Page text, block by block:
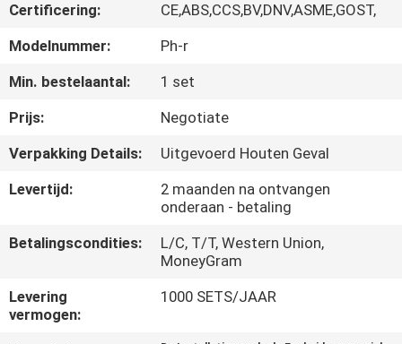
KWALITEITSCONTROLE
NEEM
CONTACT
MET
ONS
GEVALLEN
Certificering:
CE,ABS,CCS,BV,DNV,ASME,GOST,
Modelnummer:
Ph-r
Min. bestelaantal:
1 set
Prijs:
Negotiate
Verpakking Details:
Uitgevoerd Houten Geval
Levertijd:
2 maanden na ontvangen
onderaan - betaling
Betalingscondities:
L/C, T/T, Western Union,
MoneyGram
Levering
vermogen:
1000 SETS/JAAR